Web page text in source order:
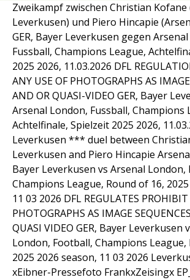
Zweikampf zwischen Christian Kofane
Leverkusen) und Piero Hincapie
GER, Bayer Leverkusen gegen
Fussball, Champions League,
2025 2026, 11.03.2026 DFL
ANY USE OF PHOTOGRAPHS AS
AND OR QUASI-VIDEO GER, Bayer
Arsenal London, Fussball, Champions
Achtelfinale, Spielzeit 2025 2026,
Leverkusen *** duel between
Leverkusen and Piero Hincapie
Bayer Leverkusen vs Arsenal London,
Champions League, Round of 16,
11 03 2026 DFL REGULATES
PHOTOGRAPHS AS IMAGE
QUASI VIDEO GER, Bayer Leverkusen
London, Football, Champions League,
2025 2026 season, 11 03 2026
xEibner-Pressefoto FrankxZeisingx